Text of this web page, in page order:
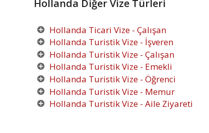
Hollanda Diğer Vize Türleri
Hollanda Ticari Vize - Çalışan
Hollanda Turistik Vize - İşveren
Hollanda Turistik Vize - Çalışan
Hollanda Turistik Vize - Emekli
Hollanda Turistik Vize - Öğrenci
Hollanda Turistik Vize - Memur
Hollanda Turistik Vize - Aile Ziyareti